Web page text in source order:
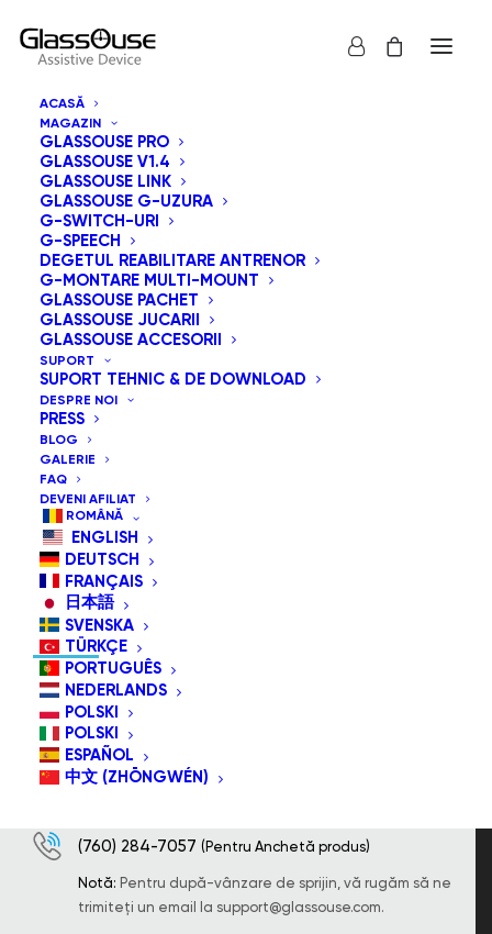
ACASĂ
MAGAZIN
GLASSOUSE PRO
GLASSOUSE V1.4
GLASSOUSE LINK
GLASSOUSE G-UZURA
G-SWITCH-URI
G-SPEECH
DEGETUL REABILITARE ANTRENOR
G-MONTARE MULTI-MOUNT
GLASSOUSE PACHET
GLASSOUSE JUCARII
GLASSOUSE ACCESORII
SUPORT
SUPORT TEHNIC & DE DOWNLOAD
DESPRE NOI
PRESS
BLOG
GALERIE
FAQ
DEVENI AFILIAT
ROMÂNĂ
ENGLISH
DEUTSCH
FRANÇAIS
日本語
SVENSKA
TÜRKÇE
PORTUGUÊS
NEDERLANDS
POLSKI
POLSKI
ESPAÑOL
中文 (ZHŌNGWÉN)
CONTUL MEU
Ai uitat parola? Te rog să introduci numele tău de utilizator sau
adresa ta de email. Vei primi o legătură prin email pentru a crea o
parolă nouă.
Nume utilizator sau email*
RESETEAZĂ PAROLA
INFORMAȚII DE CONTACT
8605 Santa Monica Boulevard West Hollywood,
CA 90025 Statele Unite ale americii.
(760) 284-7057 (Pentru Anchetă produs)
Notă: Pentru după-vânzare de sprijin, vă rugăm să ne
trimiteți un email la support@glassouse.com.